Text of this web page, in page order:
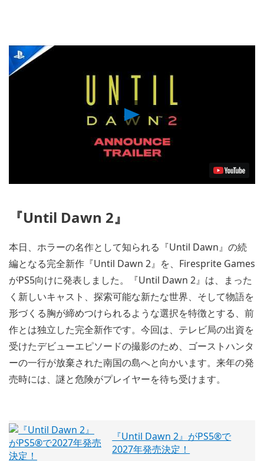
Play
Video
『Until Dawn 2』
本日、ホラーの名作として知られる『Until Dawn』の続
編となる完全新作『Until Dawn 2』を、Firesprite Games
がPS5向けに発表しました。『Until Dawn 2』は、まった
く新しいキャスト、探索可能な新たな世界、そして物語を
形づくる胸が締めつけられるような選択を特徴とする、前
作とは独立した完全新作です。今回は、テレビ局の出資を
受けたデビューエピソードの撮影のため、ゴーストハンタ
ーの一行が放棄された南国の島へと向かいます。来年の発
売時には、謎と危険がプレイヤーを待ち受けます。
『Until Dawn 2』がPS5®で
2027年発売決定！